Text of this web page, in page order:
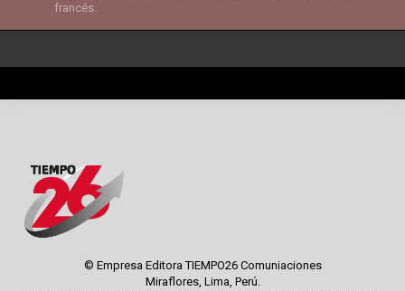
francés.
© Empresa Editora TIEMPO26 Comuniaciones
Miraflores, Lima, Perú.